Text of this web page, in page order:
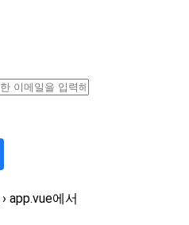
› app.vue에서